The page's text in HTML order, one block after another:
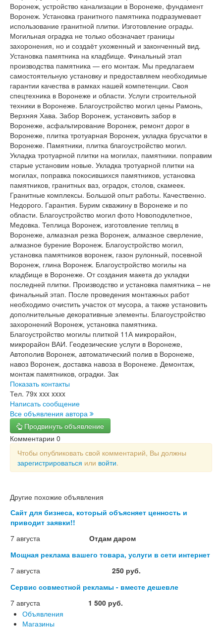
Воронеж, устройство канализации в Воронеже, фундамент
Воронеж. Установка гранитного памятника подразумевает
использование гранитной плитки. Изготовление ограды.
Могильная оградка не только обозначает границы
захоронения, но и создаёт ухоженный и законченный вид.
Установка памятника на кладбище. Финальный этап
производства памятника — его монтаж. Мы предлагаем
самостоятельную установку и предоставляем необходимые
гарантии качества в рамках нашей компетенции. Своя
спецтехника в Воронеже и области. Услуги строительной
техники в Воронеже. Благоустройство могил цены Рамонь,
Верхняя Хава. Забор Воронеж, установить забор в
Воронеже, асфальтирование Воронеж, ремонт дорог в
Воронеже, плитка тротуарная Воронеж, укладка брусчатки в
Воронеже. Памятники, плитка благоустройство могил.
Укладка тротуарной плитки на могилах, памятники. поправим
старые установим новые. Укладка тротуарной плитки на
могилах, поправка покосившихся памятников, установка
памятников, гранитных ваз, оградок, столов, скамеек.
Гранитные комплексы. Большой опыт работы. Качественно.
Недорого. Гарантия. Бурим скважину в Воронеже и по
области. Благоустройство могил фото Новоподклетное,
Медовка. Теплица Воронеж, изготовление теплиц в
Воронеже, алмазная резка Воронеж, алмазное сверление,
алмазное бурение Воронеж. Благоустройство могил,
установка памятников воронеж, газон рулонный, посевной
Воронеж, глина Воронеж. Благоустройство могилы на
кладбище в Воронеже. От создания макета до укладки
последней плитки. Производство и установка памятника – не
финальный этап. После проведения монтажных работ
необходимо очистить участок от мусора, а также установить
дополнительные декоративные элементы. Благоустройство
захоронений Воронеж, установка памятника.
Благоустройство могилы плиткой 11А микрорайон,
микрорайон ВАИ. Геодезические услуги в Воронеже,
Автополив Воронеж, автоматический полив в Воронеже,
навоз Воронеж, доставка навоза в Воронеже. Демонтаж,
монтаж памятников, оградки. Зак
Показать контакты
Тел. 79x xxx xxxx
Написать сообщение
Все объявления автора
Продвинуть объявление
Комментарии 0
Чтобы опубликовать свой комментарий, Вы должны
зарегистрироваться или войти.
Другие похожие объявления
Сайт для бизнеса, который объясняет ценность и
приводит заявки!!
7 августа
Отдам даром
Мощная реклама вашего товара, услуги в сети интернет
7 августа
250 руб.
Сервис совместной рекламы - вместе дешевле
7 августа
1 500 руб.
Объявления
Магазины